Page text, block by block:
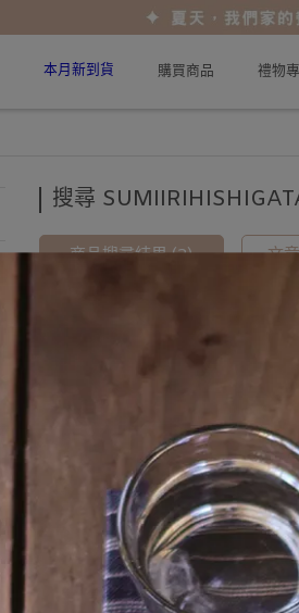
本月新到貨 購買商品 禮物
搜尋
商品搜尋結果 (2) 文
季節商品